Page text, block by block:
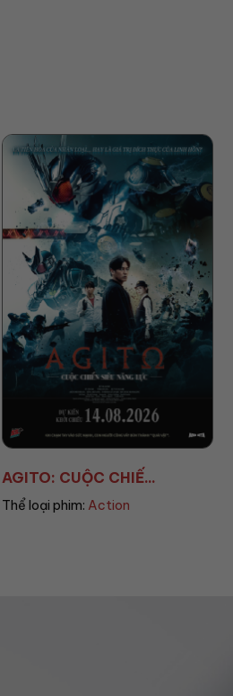
AVENGERS: DOOMSD...
Thể loại phim:Sci-fi